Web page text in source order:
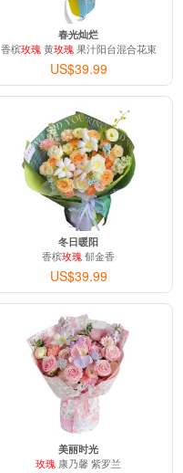
春光灿烂
香槟玫瑰黄玫瑰果汁阳台混合花束
US$39.99
冬日暖阳
香槟玫瑰 郁金香
US$39.99
美丽时光
玫瑰 康乃馨 紫罗兰